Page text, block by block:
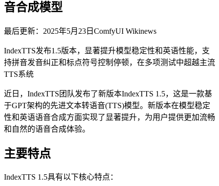
音合成模型
最后更新：2025年5月23日 ComfyUI Wikinews
IndexTTS发布1.5版本，显著提升模型稳定性和英语性能，支
持拼音发音纠正和标点符号控制停顿，在多项测试中超越主流
TTS系统
近日，IndexTTS团队发布了新版本IndexTTS 1.5，这是一款基
于GPT架构的先进文本转语音(TTS)模型。新版本在模型稳定
性和英语语音合成方面实现了显著提升，为用户提供更加流畅
和自然的语音合成体验。
主要特点
IndexTTS 1.5具有以下核心特点：